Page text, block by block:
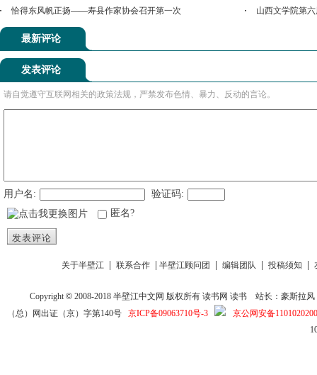
恰得东风帆正扬——寿县作家协会召开第一次
山西文学院第
最新评论
发表评论
请自觉遵守互联网相关的政策法规，严禁发布色情、暴力、反动的言论。
用户名:
验证码:
匿名?
发表评论
关于半壁江 联系合作 半壁江顾问团 编辑团队 投稿须知
Copyright © 2008-2018半壁江中文网 版权所有读书网 读书
站长：豪斯拉风
（总）网出证（京）字第140号 京ICP备09063710号-3
京公网安备